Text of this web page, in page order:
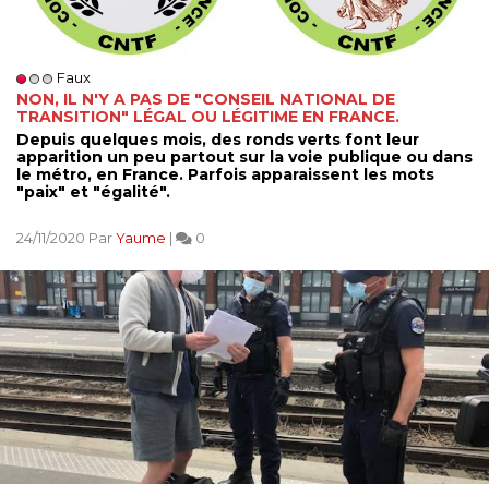
Faux
NON, IL N'Y A PAS DE "CONSEIL NATIONAL DE
TRANSITION" LÉGAL OU LÉGITIME EN FRANCE.
Depuis quelques mois, des ronds verts font leur
apparition un peu partout sur la voie publique ou dans
le métro, en France. Parfois apparaissent les mots
"paix" et "égalité".
24/11/2020 ParYaume | 0